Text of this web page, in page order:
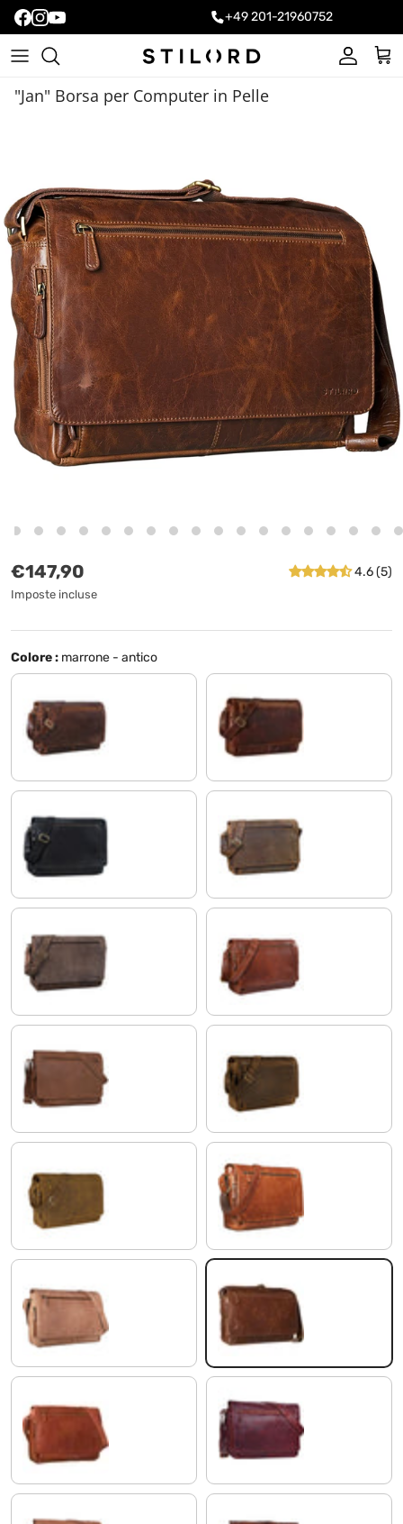
+49 201-21960752
Account
"Jan" Borsa per Computer in Pelle
Prezzo normale
€147,90
Imposte incluse
4.6 (5)
Colore : marrone - antico
kansas - marrone florida - marrone
nero colorado - marrone
morino - marrone maraska - marrone
brasilia - marrone calais - marrone
dijon - marrone cognac lucente
cognac - marrone chiaro marrone - antico
cognac-marrone rosso